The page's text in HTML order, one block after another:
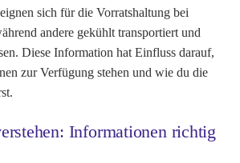
sich für die Vorratshaltung bei
andere gekühlt transportiert und
Diese Information hat Einfluss darauf,
zur Verfügung stehen und wie du die
Informationen richtig